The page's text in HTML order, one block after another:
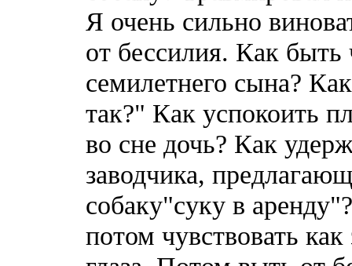
Я очень сильно
от бессилия. Как быть
семилетнего сына?
так?" Как успокоить
во сне дочь? Как
заводчика,
собаку"суку в
потом чувствовать